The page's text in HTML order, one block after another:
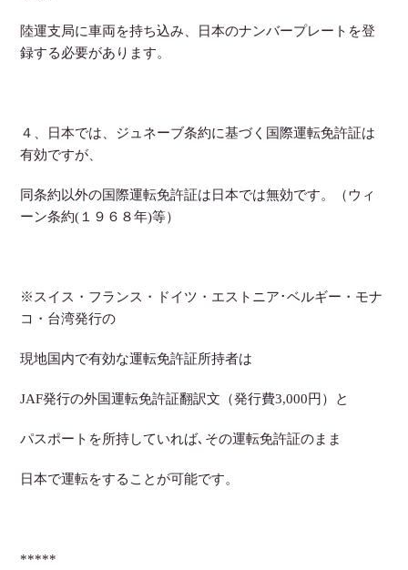
陸運支局に車両を持ち込み、日本のナンバープレートを登
録する必要があります。
４、日本では、ジュネーブ条約に基づく国際運転免許証は
有効ですが、
同条約以外の国際運転免許証は日本では無効です。（ウィ
ーン条約(１９６８年)等）
※スイス・フランス・ドイツ・エストニア･ベルギー・モナ
コ・台湾発行の
現地国内で有効な運転免許証所持者は
JAF発行の外国運転免許証翻訳文（発行費3,000円）と
パスポートを所持していれば､その運転免許証のまま
日本で運転をすることが可能です。
*****